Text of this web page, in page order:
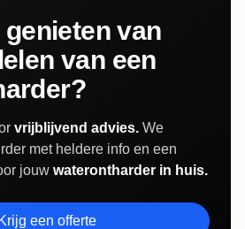
van
van een
vrijblijvend advies. We
met heldere info en een
jouw waterontharder in huis.
Krijg een offerte